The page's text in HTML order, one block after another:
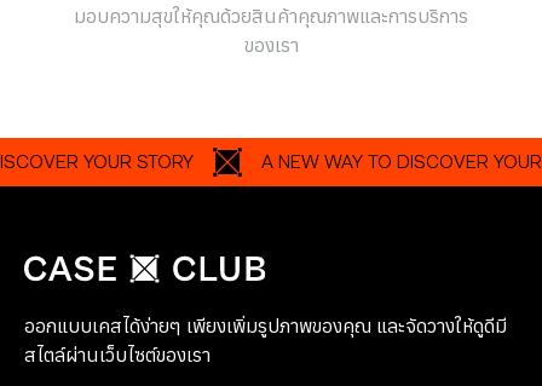
มอบความสุขให้คุณด้วยสินค้าคุณภาพและการบริการ
ของเรา
YOUR STORY A NEW WAY TO DISCOVER YOUR
ออกแบบเคสได้ง่ายๆ เพียงเพิ่มรูปภาพของคุณ และจัดวางให้ดูดีมี
สไตล์ผ่านเว็บไซต์ของเรา